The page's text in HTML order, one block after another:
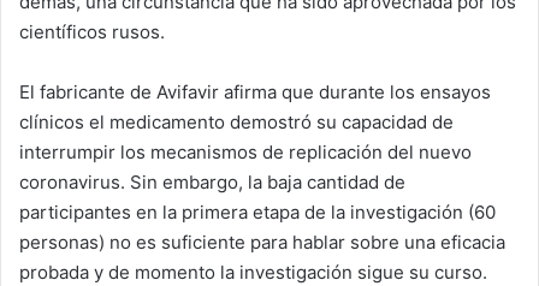
científicos rusos.
El fabricante de Avifavir afirma que durante los ensayos
clínicos el medicamento demostró su capacidad de
interrumpir los mecanismos de replicación del nuevo
coronavirus. Sin embargo, la baja cantidad de
participantes en la primera etapa de la investigación (60
personas) no es suficiente para hablar sobre una eficacia
probada y de momento la investigación sigue su curso.